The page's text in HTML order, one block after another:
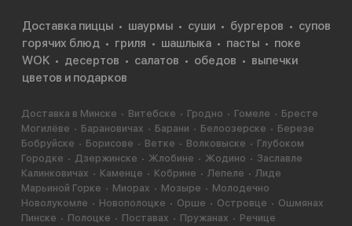
Доставка пиццы шаурмы суши бургеров
супов
горячих блюд
гриля шашлыка пасты
поке
WOK
десертов салатов обедов
выпечки
цветов и подарков
Доставка в Минске Витебске Гродно Гомеле
Бресте
Могилёве
Барановичах Барани Белоозерске
Березе
Бобруйске
Борисове Ветке Волковыске
Глубоком
Городке
Дзержинске Жлобине Жодино
Заславле
Калинковичах
Каменце Кобрине Лепеле
Лиде
Марьиной Горке
Миорах Мозыре
Молодечно
Новолукомле
Новополоцке Орше Островце
Ошмянах
Пинске
Полоцке Поставах Пружанах
Речице